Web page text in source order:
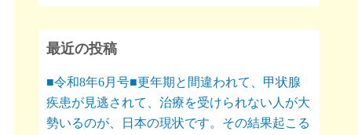
最近の投稿
■令和8年6月号■更年期と間違われて、甲状腺
疾患が見逃されて、治療を受けられない人が大
勢いるのが、日本の現状です。その結果起こる